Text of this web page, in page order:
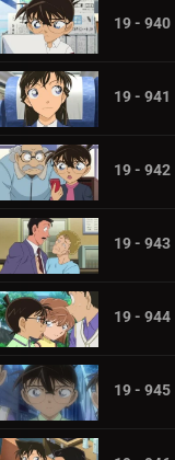
19 - 940
19 - 941
19 - 942
19 - 943
19 - 944
19 - 945